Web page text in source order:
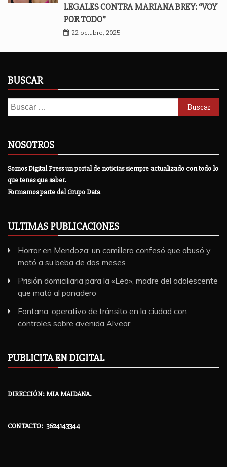
LEGALES CONTRA MARIANA BREY: “VOY
POR TODO”
22 octubre, 2025
BUSCAR
Buscar:
NOSOTROS
Somos Digital Press un portal de noticias siempre actualizado con todo lo
que tenes que saber.
Formamos parte del Grupo Data
ULTIMAS PUBLICACIONES
Horror en Mendoza: un camillero confesó que abusó y
mató a su beba de dos meses
Prisión domiciliaria para la «Leo», madre del adolescente
que mató al panadero
Fontana: operativo de tránsito en la ciudad con
controles sobre avenida Alvear
PUBLICITA EN DIGITAL
DIRECCIÓN: MIA MAIDANA.
CONTACTO: 3624143344